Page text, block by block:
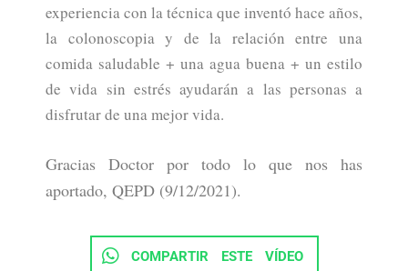
experiencia con la técnica que inventó hace años,
la colonoscopia y de la relación entre una
comida saludable + una agua buena + un estilo
de vida sin estrés ayudarán a las personas a
disfrutar de una mejor vida.
Gracias Doctor por todo lo que nos has
aportado, QEPD (9/12/2021).
COMPARTIR ESTE VÍDEO